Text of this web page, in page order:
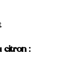
citron :